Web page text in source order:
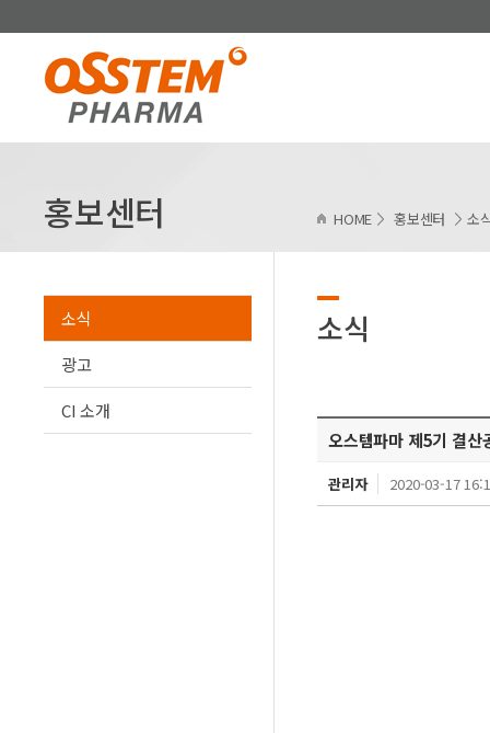
HOME 홍보센터 소
홍보센터
소식
광고
CI 소개
소식
오스템파마 제5기 결산
관리자 2020-03-17